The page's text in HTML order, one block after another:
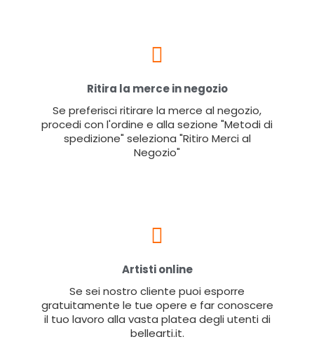
Ritira la merce in negozio
Se preferisci ritirare la merce al negozio,
procedi con l'ordine e alla sezione "Metodi di
spedizione" seleziona "Ritiro Merci al
Negozio"
Artisti online
Se sei nostro cliente puoi esporre
gratuitamente le tue opere e far conoscere
il tuo lavoro alla vasta platea degli utenti di
bellearti.it.